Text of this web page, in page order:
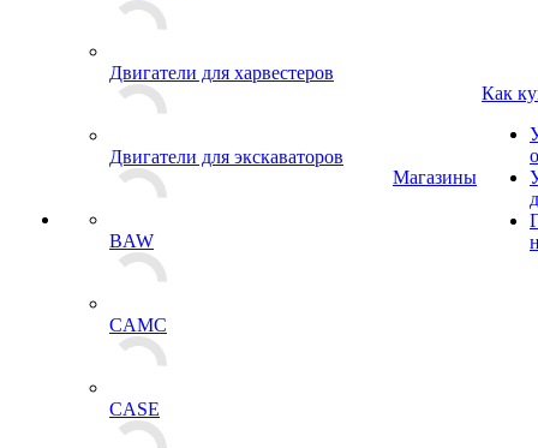
Двигатели для харвестеров
Двигатели для экскаваторов
BAW
CAMC
CASE
Магазины
Как